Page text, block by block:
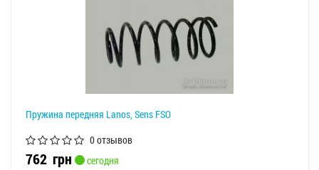
Пружина передняя Lanos, Sens FSO
0 отзывов
762 грн
сегодня